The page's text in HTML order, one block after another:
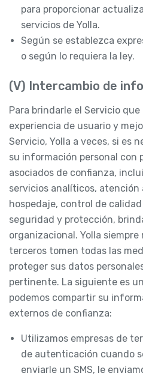
para proporcionar
servicios de Yolla.
Según se establezca
o según lo requiera la ley.
(V) Intercambio de
Para brindarle el Servicio
experiencia de usuario y
Servicio, Yolla a veces, si es
su información personal con
asociados de confianza,
servicios analíticos, atención
hospedaje, control de
seguridad y protección,
organizacional. Yolla
terceros tomen todas las
proteger sus datos
pertinente. La siguiente es
podemos compartir su
externos de confianza:
Utilizamos empresas de
de autenticación cuando
enviarle un SMS, le